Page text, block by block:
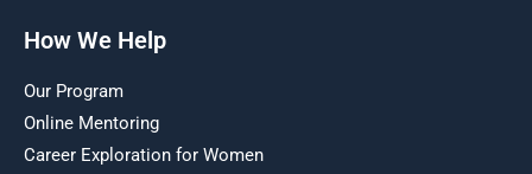
How We Help
Our Program
Online Mentoring
Career Exploration for Women